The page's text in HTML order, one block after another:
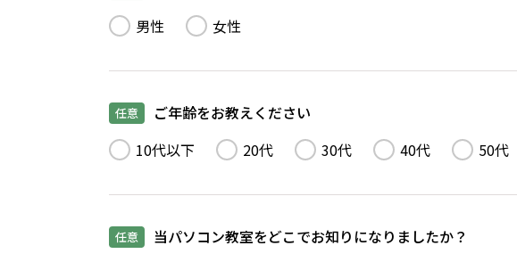
男性
女性
任意
ご年齢をお教えください
10代以下
20代 30代 40代 50代
任意
当パソコン教室をどこでお知りになりましたか？